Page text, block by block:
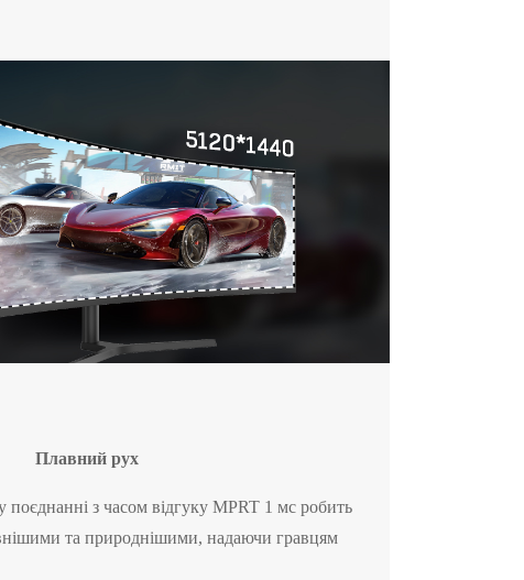
Плавний рух
поєднанні з часом відгуку MPRT 1 мс робить
та природнішими, надаючи гравцям